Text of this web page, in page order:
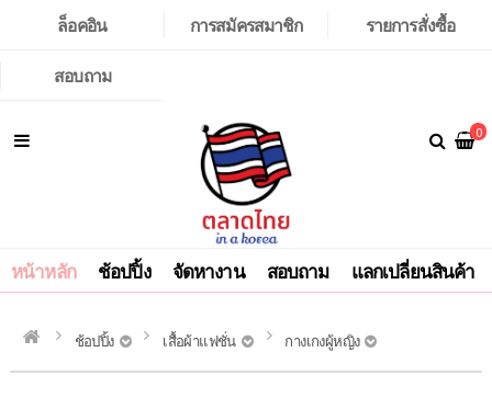
ล็อคอิน การสมัครสมาชิก
รายการสั่งซื้อ
สอบถาม
0
หน้าหลัก ช้อปปิ้ง จัดหางาน สอบถาม แลกเปลี่ยนสินค้า
ช้อปปิ้ง เสื้อผ้าแฟชั่น กางเกงผู้หญิง